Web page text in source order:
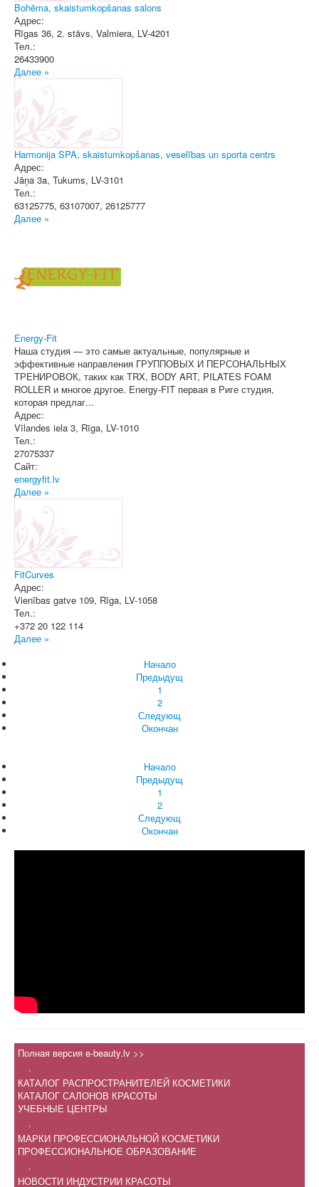
Bohēma, skaistumkopšanas salons
Адрес:
Rīgas 36, 2. stāvs, Valmiera, LV-4201
Тел.:
26433900
Далее »
Harmonija SPA, skaistumkopšanas, veselības un sporta centrs
Адрес:
Jāņa 3a, Tukums, LV-3101
Тел.:
63125775, 63107007, 26125777
Далее »
Energy-Fit
Наша студия — это самые актуальные, популярные и
эффективные направления ГРУППОВЫХ И ПЕРСОНАЛЬНЫХ
ТРЕНИРОВОК, таких как TRX, BODY ART, PILATES FOAM
ROLLER и многое другое. Energy-FIT первая в Риге студия,
которая предлаг...
Адрес:
Vīlandes iela 3, Rīga, LV-1010
Тел.:
27075337
Сайт:
energyfit.lv
Далее »
FitCurves
Адрес:
Vienības gatve 109, Rīga, LV-1058
Тел.:
+372 20 122 114
Далее »
Начало
Предыдущ
1
2
Следующ
Окончан
Начало
Предыдущ
1
2
Следующ
Окончан
Полная версия e-beauty.lv >>
.
КАТАЛОГ РАСПРОСТРАНИТЕЛЕЙ КОСМЕТИКИ
КАТАЛОГ САЛОНОВ КРАСОТЫ
УЧЕБНЫЕ ЦЕНТРЫ
.
МАРКИ ПРОФЕССИОНАЛЬНОЙ КОСМЕТИКИ
ПРОФЕССИОНАЛЬНОЕ ОБРАЗОВАНИЕ
.
НОВОСТИ ИНДУСТРИИ КРАСОТЫ